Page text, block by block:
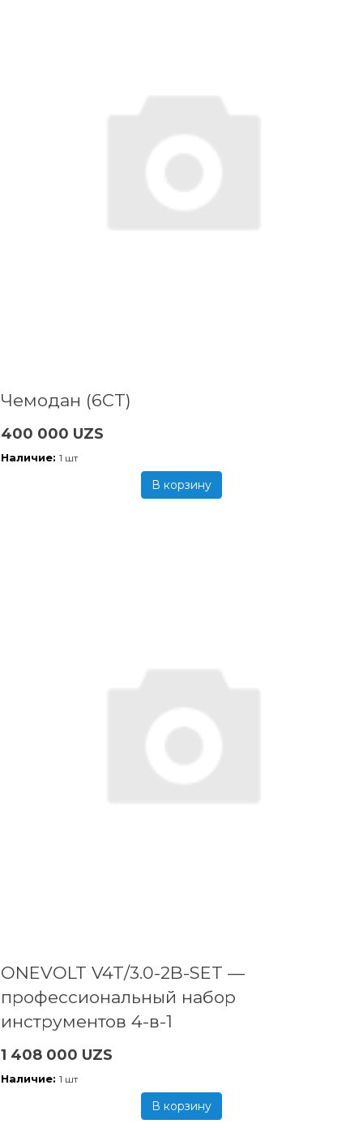
Чемодан (6CT)
400 000 UZS
Наличие: 1 шт
В корзину
ONEVOLT V4T/3.0-2B-SET —
профессиональный набор
инструментов 4-в-1
1 408 000 UZS
Наличие: 1 шт
В корзину